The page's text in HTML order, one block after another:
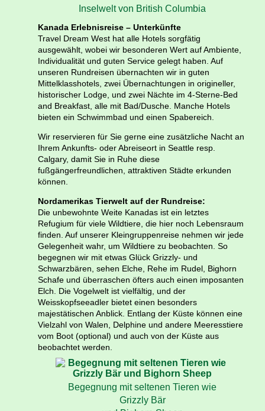
Inselwelt von British Columbia
Kanada Erlebnisreise – Unterkünfte
Travel Dream West hat alle Hotels sorgfätig
ausgewählt, wobei wir besonderen Wert auf Ambiente,
Individualität und guten Service gelegt haben. Auf
unseren Rundreisen übernachten wir in guten
Mittelklasshotels, zwei Übernachtungen in origineller,
historischer Lodge, und zwei Nächte im 4-Sterne-Bed
and Breakfast, alle mit Bad/Dusche. Manche Hotels
bieten ein Schwimmbad und einen Spabereich.
Wir reservieren für Sie gerne eine zusätzliche Nacht an
Ihrem Ankunfts- oder Abreiseort in Seattle resp.
Calgary, damit Sie in Ruhe diese
fußgängerfreundlichen, attraktiven Städte erkunden
können.
Nordamerikas Tierwelt auf der Rundreise:
Die unbewohnte Weite Kanadas ist ein letztes
Refugium für viele Wildtiere, die hier noch Lebensraum
finden. Auf unserer Kleingruppenreise nehmen wir jede
Gelegenheit wahr, um Wildtiere zu beobachten. So
begegnen wir mit etwas Glück Grizzly- und
Schwarzbären, sehen Elche, Rehe im Rudel, Bighorn
Schafe und überraschen öfters auch einen imposanten
Elch. Die Vogelwelt ist vielfältig, und der
Weisskopfseeadler bietet einen besonders
majestätischen Anblick. Entlang der Küste können eine
Vielzahl von Walen, Delphine und andere Meeresstiere
vom Boot (optional) und auch von der Küste aus
beobachtet werden.
Begegnung mit seltenen Tieren wie
Grizzly Bär